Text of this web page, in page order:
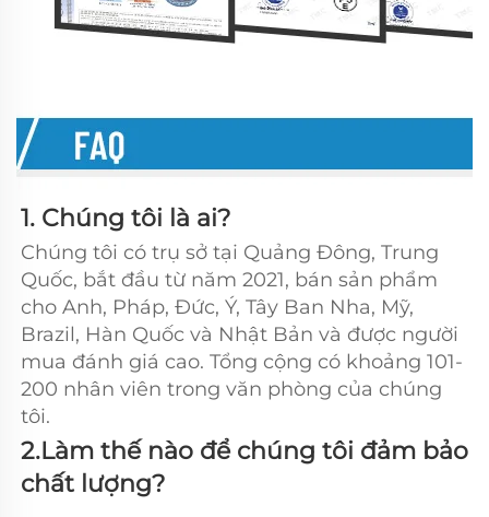
1. Chúng tôi là ai?
Chúng tôi có trụ sở tại Quảng Đông, Trung
Quốc, bắt đầu từ năm 2021, bán sản phẩm
cho Anh, Pháp, Đức, Ý, Tây Ban Nha, Mỹ,
Brazil, Hàn Quốc và Nhật Bản và được người
mua đánh giá cao. Tổng cộng có khoảng 101-
200 nhân viên trong văn phòng của chúng
tôi.
2.Làm thế nào để chúng tôi đảm bảo
chất lượng?